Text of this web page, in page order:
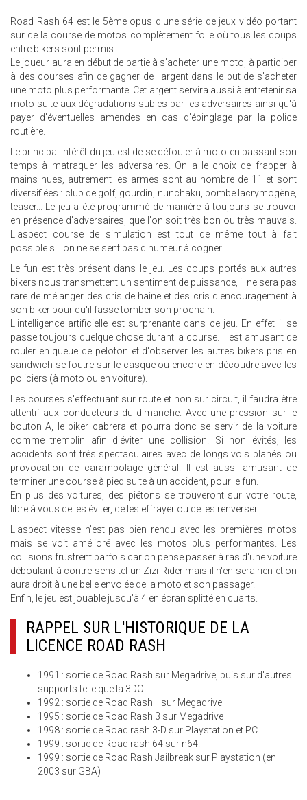
Road Rash 64 est le 5ème opus d'une série de jeux vidéo portant
sur de la course de motos complètement folle où tous les coups
entre bikers sont permis.
Le joueur aura en début de partie à s'acheter une moto, à participer
à des courses afin de gagner de l'argent dans le but de s'acheter
une moto plus performante. Cet argent servira aussi à entretenir sa
moto suite aux dégradations subies par les adversaires ainsi qu'à
payer d'éventuelles amendes en cas d'épinglage par la police
routière.
Le principal intérêt du jeu est de se défouler à moto en passant son
temps à matraquer les adversaires. On a le choix de frapper à
mains nues, autrement les armes sont au nombre de 11 et sont
diversifiées : club de golf, gourdin, nunchaku, bombe lacrymogène,
teaser... Le jeu a été programmé de manière à toujours se trouver
en présence d'adversaires, que l'on soit très bon ou très mauvais.
L'aspect course de simulation est tout de même tout à fait
possible si l'on ne se sent pas d'humeur à cogner.
Le fun est très présent dans le jeu. Les coups portés aux autres
bikers nous transmettent un sentiment de puissance, il ne sera pas
rare de mélanger des cris de haine et des cris d'encouragement à
son biker pour qu'il fasse tomber son prochain.
L'intelligence artificielle est surprenante dans ce jeu. En effet il se
passe toujours quelque chose durant la course. Il est amusant de
rouler en queue de peloton et d'observer les autres bikers pris en
sandwich se foutre sur le casque ou encore en découdre avec les
policiers (à moto ou en voiture).
Les courses s'effectuant sur route et non sur circuit, il faudra être
attentif aux conducteurs du dimanche. Avec une pression sur le
bouton A, le biker cabrera et pourra donc se servir de la voiture
comme tremplin afin d'éviter une collision. Si non évités, les
accidents sont très spectaculaires avec de longs vols planés ou
provocation de carambolage général. Il est aussi amusant de
terminer une course à pied suite à un accident, pour le fun.
En plus des voitures, des piétons se trouveront sur votre route,
libre à vous de les éviter, de les effrayer ou de les renverser.
L'aspect vitesse n'est pas bien rendu avec les premières motos
mais se voit amélioré avec les motos plus performantes. Les
collisions frustrent parfois car on pense passer à ras d'une voiture
déboulant à contre sens tel un Zizi Rider mais il n'en sera rien et on
aura droit à une belle envolée de la moto et son passager.
Enfin, le jeu est jouable jusqu'à 4 en écran splitté en quarts.
RAPPEL SUR L'HISTORIQUE DE LA
LICENCE ROAD RASH
1991 : sortie de Road Rash sur Megadrive, puis sur d'autres
supports telle que la 3DO.
1992 : sortie de Road Rash II sur Megadrive
1995 : sortie de Road Rash 3 sur Megadrive
1998 : sortie de Road rash 3-D sur Playstation et PC
1999 : sortie de Road rash 64 sur n64.
1999 : sortie de Road Rash Jailbreak sur Playstation (en
2003 sur GBA)